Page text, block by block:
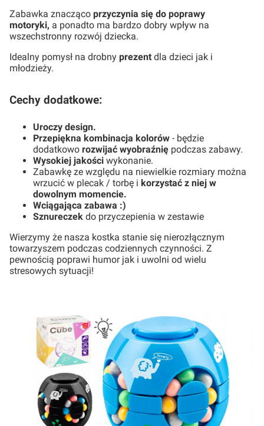
Zabawka znacząco przyczynia się do poprawy
motoryki, a ponadto ma bardzo dobry wpływ na
wszechstronny rozwój dziecka.
Idealny pomysł na drobny prezent dla dzieci jak i
młodzieży.
Cechy dodatkowe:
Uroczy design.
Przepiękna kombinacja kolorów - będzie
dodatkowo rozwijać wyobraźnię podczas zabawy.
Wysokiej jakości wykonanie.
Zabawkę ze względu na niewielkie rozmiary można
wrzucić w plecak / torbę i korzystać z niej w
dowolnym momencie.
Wciągająca zabawa :)
Sznureczek do przyczepienia w zestawie
Wierzymy że nasza kostka stanie się nierozłącznym
towarzyszem podczas codziennych czynności. Z
pewnością poprawi humor jak i uwolni od wielu
stresowych sytuacji!